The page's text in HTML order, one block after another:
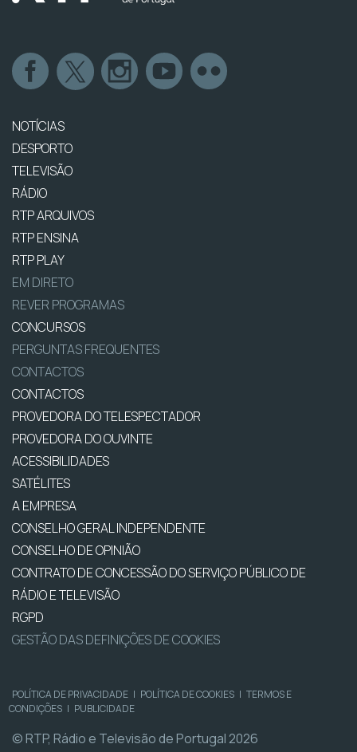
NOTÍCIAS
DESPORTO
TELEVISÃO
RÁDIO
RTP ARQUIVOS
RTP ENSINA
RTP PLAY
EM DIRETO
REVER PROGRAMAS
CONCURSOS
PERGUNTAS FREQUENTES
CONTACTOS
CONTACTOS
PROVEDORA DO TELESPECTADOR
PROVEDORA DO OUVINTE
ACESSIBILIDADES
SATÉLITES
A EMPRESA
CONSELHO GERAL INDEPENDENTE
CONSELHO DE OPINIÃO
CONTRATO DE CONCESSÃO DO SERVIÇO PÚBLICO DE
RÁDIO E TELEVISÃO
RGPD
GESTÃO DAS DEFINIÇÕES DE COOKIES
POLÍTICA DE PRIVACIDADE | POLÍTICA DE COOKIES | TERMOS E
CONDIÇÕES | PUBLICIDADE
© RTP, Rádio e Televisão de Portugal 2026